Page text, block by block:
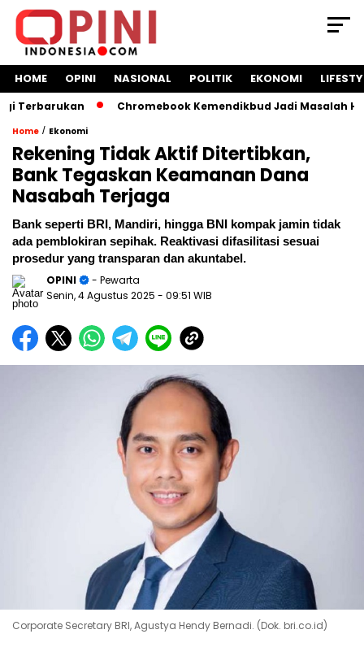
HOME OPINI NASIONAL POLITIK EKONOMI
Chromebook Kemendikbud Jadi Masalah Hukum:
Home / Ekonomi
Rekening Tidak Aktif Ditertibkan,
Bank Tegaskan Keamanan Dana
Nasabah Terjaga
Bank seperti BRI, Mandiri, hingga BNI kompak jamin tidak
ada pemblokiran sepihak. Reaktivasi difasilitasi sesuai
prosedur yang transparan dan akuntabel.
OPINI
- Pewarta
Senin, 4 Agustus 2025 - 09:51 WIB
Corporate Secretary BRI, Agustya Hendy Bernadi. (Dok. bri.co.id)